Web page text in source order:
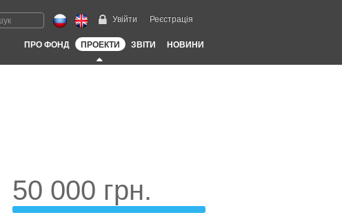
Увійти Реєстрація
ПРО ФОНД ПРОЕКТИ ЗВІТИ НОВИНИ
50 000 грн.